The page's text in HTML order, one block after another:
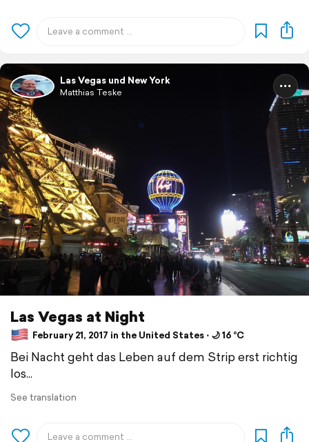
Las Vegas und New York
Matthias Teske
Las Vegas at Night
February 21, 2017 in the United States ⋅ 🌙 16 °C
Bei Nacht geht das Leben auf dem Strip erst richtig
los...
See translation